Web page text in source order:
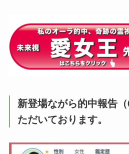
新登場ながら的中報告
ただいております。